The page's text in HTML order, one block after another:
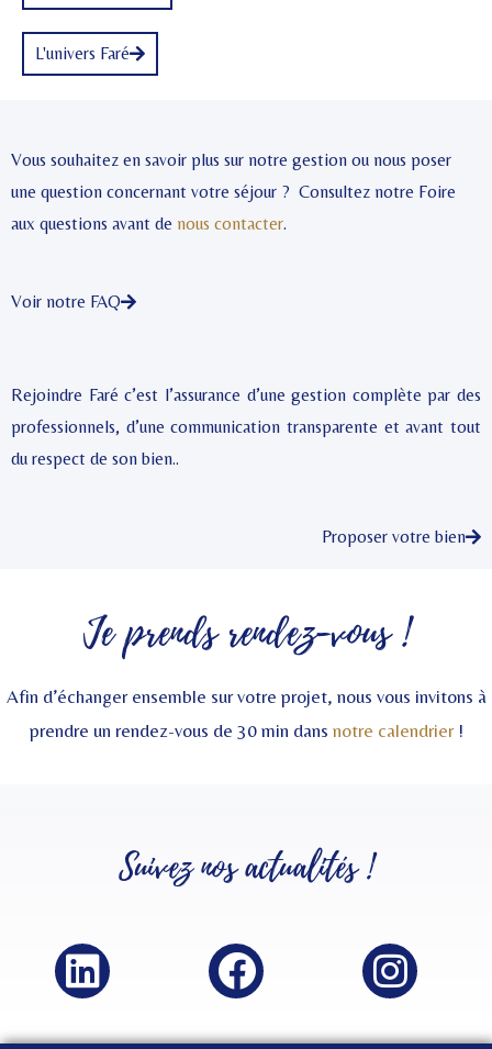
L'univers Faré
Vous souhaitez en savoir plus sur notre gestion ou nous poser
une question concernant votre séjour ? Consultez notre Foire
aux questions avant de nous contacter.
Voir notre FAQ
Rejoindre Faré c’est l’assurance d’une gestion complète par des
professionnels, d’une communication transparente et avant tout
du respect de son bien..
Proposer votre bien
Je prends rendez-vous !
Afin d’échanger ensemble sur votre projet, nous vous invitons à
prendre un rendez-vous de 30 min dans notre calendrier!
Suivez nosactualités !